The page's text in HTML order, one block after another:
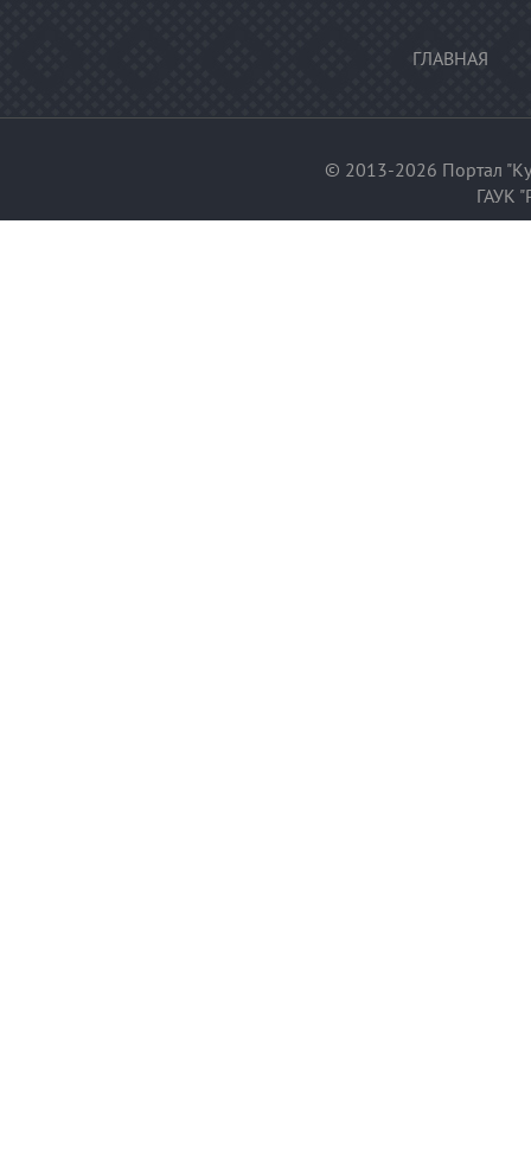
ГЛАВНАЯ
© 2013-2026 Портал
ГАУК